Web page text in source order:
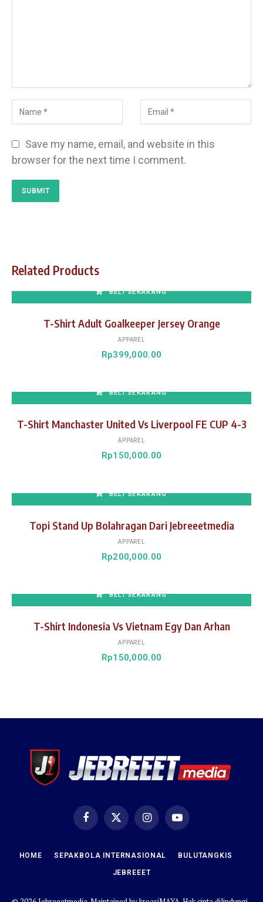
Save my name, email, and website in this
browser for the next time I comment.
Related Products
BELI SEKARANG
T-Shirt Adult Goalkeeper Jersey Orange
APPAREL
Rp399,000.00
BELI SEKARANG
T-Shirt Manchaster United Vs Liverpool FE CUP 4-3
APPAREL
Rp150,000.00
BELI SEKARANG
Topi Stand Up Bolahragan Dari Jebreeetmedia
APPAREL
Rp200,000.00
BELI SEKARANG
T-Shirt Indonesia Vs Vietnam Egy Dan Arhan
APPAREL
Rp150,000.00
FacebookX
(Twitter)
InstagramYouTube
HOME SEPAKBOLA INTERNASIONAL BULUTANGKIS
JEBREEET